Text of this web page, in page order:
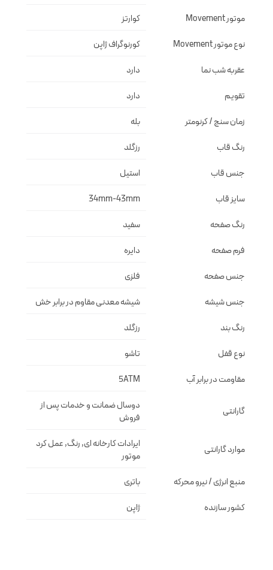
موتور Movement کوارتز
نوع موتور Movement کورنوگراف ژاپن
عقربه شب نما دارد
تقویم دارد
زمان سنج / کرنومتر بله
رنگ قاب رزگلد
جنس قاب استيل
سایز قاب 34mm-43mm
رنگ صفحه سفيد
فرم صفحه دايره
جنس صفحه فلزى
جنس شیشه شيشه معدنى مقاوم در برابر خش
رنگ بند رزگلد
نوع قفل تاشو
مقاومت در برابر آب 5ATM
گارانتی
دوسال ضمانت و خدمات پس از
فروش
موارد گارانتی
ایرادات کارخانه ای, رنگ, عمل کرد
موتور
منبع انرژی / نیرو محرکه باتری
کشور سازنده ژاپن